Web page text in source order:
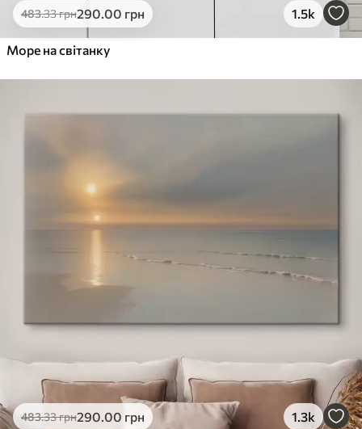
483.33грн290.00 грн 1.5k
Море на світанку
483.33грн290.00 грн 1.3k